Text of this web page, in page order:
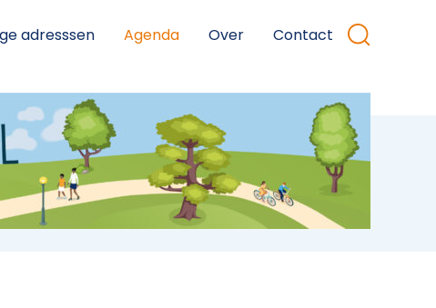
adresssen Agenda Over Contact